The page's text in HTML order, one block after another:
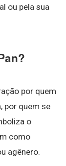
ou pela sua
por quem
por quem se
o
como
agênero.